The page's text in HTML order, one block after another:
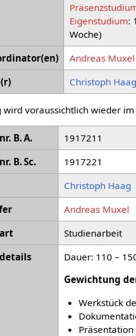
Eigenstudium:
Woche)
Andreas Muxel
Christoph Haag
wird voraussichtlich wieder
B. A.
1917211
B. Sc.
1917221
Christoph Haag
Andreas Muxel
Studienarbeit
Dauer: 110 –
Gewichtung
Werkstück